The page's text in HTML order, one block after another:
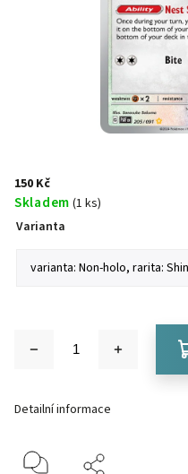
150 Kč
Skladem (1 ks)
Varianta
Detailní informace